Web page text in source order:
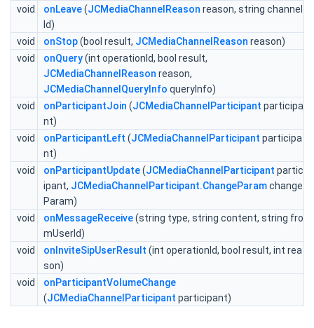
void
onLeave(JCMediaChannelReason reason, string channel
Id)
void
onStop(bool result, JCMediaChannelReason reason)
void
onQuery(int operationId, bool result,
JCMediaChannelReason reason,
JCMediaChannelQueryInfo queryInfo)
void
onParticipantJoin (JCMediaChannelParticipant participa
nt)
void
onParticipantLeft (JCMediaChannelParticipant participa
nt)
void
onParticipantUpdate(JCMediaChannelParticipant partic
ipant, JCMediaChannelParticipant.ChangeParamchange
Param)
void
onMessageReceive(string type, string content, string fro
mUserId)
void
onInviteSipUserResult (int operationId, bool result, int rea
son)
void
onParticipantVolumeChange
(JCMediaChannelParticipant participant)